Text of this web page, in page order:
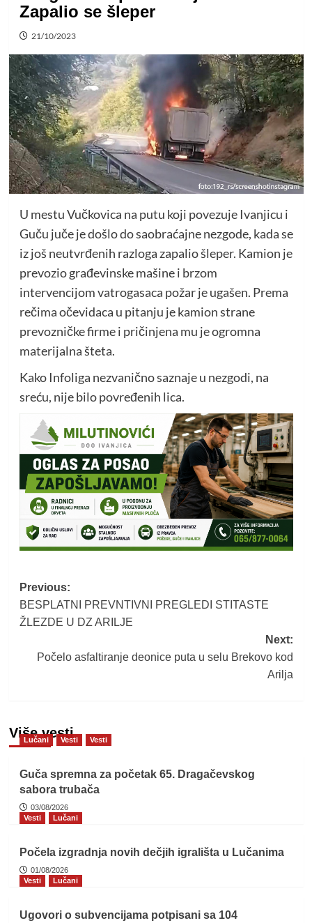
Zapalio se šleper
21/10/2023
U mestu Vučkovica na putu koji povezuje Ivanjicu i
Guču juče je došlo do saobraćajne nezgode, kada se
iz još neutvrđenih razloga zapalio šleper. Kamion je
prevozio građevinske mašine i brzom
intervencijom vatrogasaca požar je ugašen. Prema
rečima očevidaca u pitanju je kamion strane
prevozničke firme i pričinjena mu je ogromna
materijalna šteta.
Kako Infoliga nezvanično saznaje u nezgodi, na
sreću, nije bilo povređenih lica.
Post
navigation
Previous:
BESPLATNI PREVNTIVNI PREGLEDI STITASTE
ŽLEZDE U DZ ARILJE
Next:
Počelo asfaltiranje deonice puta u selu Brekovo kod
Arilja
Više vesti
Lučani Vesti Vesti
Guča spremna za početak 65. Dragačevskog
sabora trubača
03/08/2026
Vesti
Lučani
Počela izgradnja novih dečjih igrališta u Lučanima
01/08/2026
Vesti
Lučani
Ugovori o subvencijama potpisani sa 104